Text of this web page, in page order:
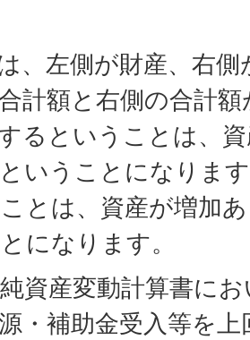
、左側が財産、右
計額と右側の合計
るということは、
いうことになりま
とは、資産が増加
になります。
資産変動計算書に
・補助金受入等を